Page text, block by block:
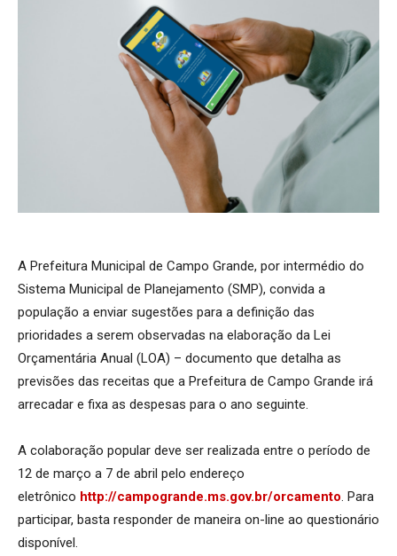
A Prefeitura Municipal de Campo Grande, por intermédio do
Sistema Municipal de Planejamento (SMP), convida a
população a enviar sugestões para a definição das
prioridades a serem observadas na elaboração da Lei
Orçamentária Anual (LOA) – documento que detalha as
previsões das receitas que a Prefeitura de Campo Grande irá
arrecadar e fixa as despesas para o ano seguinte.
A colaboração popular deve ser realizada entre o período de
12 de março a 7 de abril pelo endereço
eletrônico http://campogrande.ms.gov.br/orcamento. Para
participar, basta responder de maneira ­on-line ao questionário
disponível.